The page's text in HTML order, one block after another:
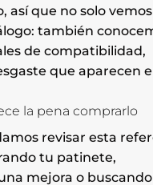
así que no solo
también
de compatibilidad,
que aparecen
la pena comprarlo
revisar esta
tu patinete,
mejora o